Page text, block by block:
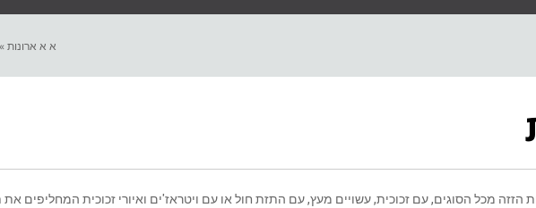
א א ארונות»
הזזה מכל הסוגים, עם זכוכית, עשויים מעץ, עם התזת חול או עם ויטראז'ים ואיורי זכוכית המחליפים